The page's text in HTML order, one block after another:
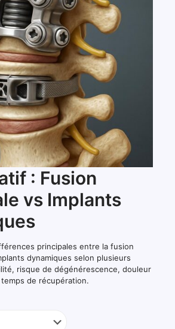
: Fusion
vs Implants
principales entre la fusion
dynamiques selon plusieurs
risque de dégénérescence, douleur
de récupération.